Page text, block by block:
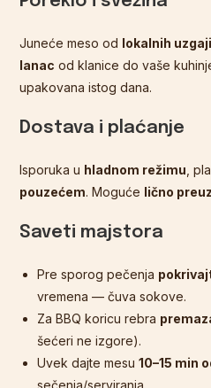
Juneće meso od lokalnih
lanac od klanice do vaše
upakovana istog dana.
Dostava i plaćanje
Isporuka u hladnom režimu ,
pouzećem. Moguće lično
Saveti majstora
Pre sporog pečenja
vremena — čuva sokove.
Za BBQ koricu rebra
šećeri ne izgore).
Uvek dajte mesu10–15 min